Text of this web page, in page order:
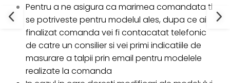
Pentru a ne asigura ca marimea comandata ti
se potriveste pentru modelul ales, dupa ce ai
finalizat comanda vei fi contacatat telefonic
de catre un consilier si vei primi indicatiile de
masurare a talpii prin email pentru modelele
realizate la comanda